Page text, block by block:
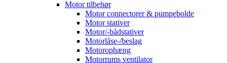
Motor tilbehør
Motor connectorer & pumpebolde
Motor stativer
Motor/-bådstativer
Motorlåse-/beslag
Motorophæng
Motorrums ventilator